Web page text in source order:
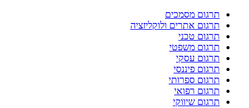
תרגום מסמכים
תרגום אתרים ולוקליזציה
תרגום טכני
תרגום משפטי
תרגום עסקי
תרגום פיננסי
תרגום ספרותי
תרגום רפואי
תרגום שיווקי